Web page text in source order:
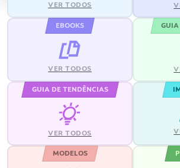
VER TODOS
EBOOKS
VER TODOS
GUIA DE TENDÊNCIAS
VER TODOS
MODELOS